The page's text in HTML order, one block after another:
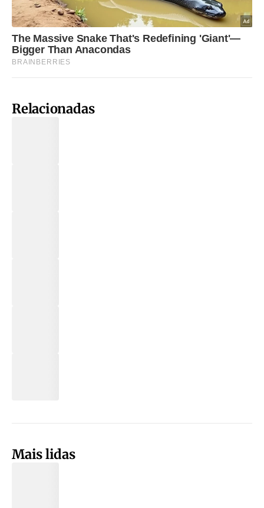
Relacionadas
Mais lidas